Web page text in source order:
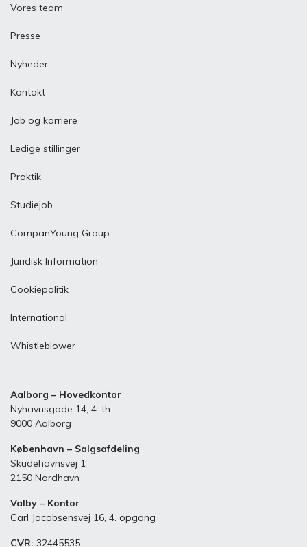
Vores team
Presse
Nyheder
Kontakt
Job og karriere
Ledige stillinger
Praktik
Studiejob
CompanYoung Group
Juridisk Information
Cookiepolitik
International
Whistleblower
Aalborg – Hovedkontor
Nyhavnsgade 14, 4. th.
9000 Aalborg
København – Salgsafdeling
Skudehavnsvej 1
2150 Nordhavn
Valby – Kontor
Carl Jacobsensvej 16, 4. opgang
CVR: 32445535